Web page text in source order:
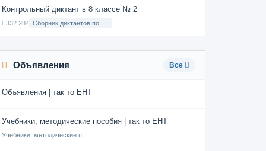
Контрольный диктант в 8 классе № 2
332 284
Объявления Все
Объявления | так то ЕНТ
Учебники, методические пособия | так то ЕНТ